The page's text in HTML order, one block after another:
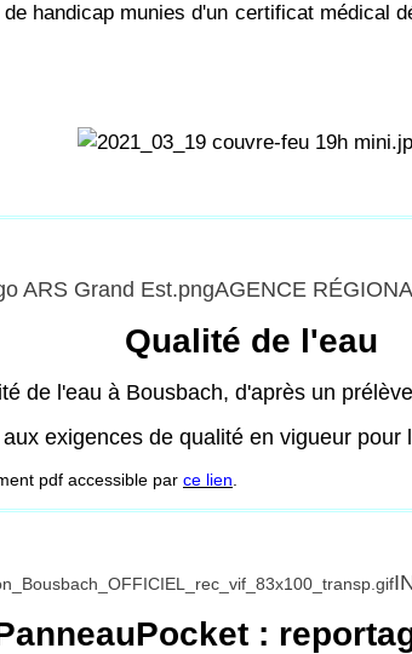
handicap munies d'un certificat
AGENCE
Qualité de l'eau
de l'eau à Bousbach, d'après un
exigences de qualité en vigueur
pdf accessible par ce lien
: